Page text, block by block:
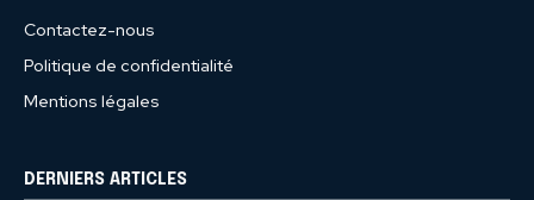
Contactez-nous
Politique de confidentialité
Mentions légales
DERNIERS ARTICLES